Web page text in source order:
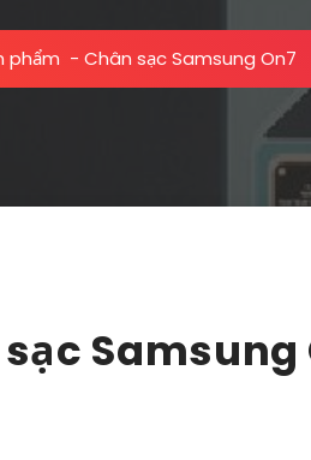
phẩm - Chân sạc Samsung On7
Samsung